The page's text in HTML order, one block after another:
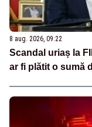
8 aug. 2026, 09:22
Scandal uriaș la
ar fi plătit o sumă